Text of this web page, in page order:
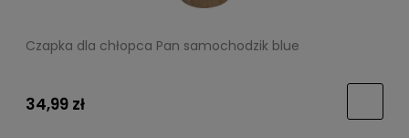
Czapka dla chłopca Pan samochodzik blue
34,99 zł